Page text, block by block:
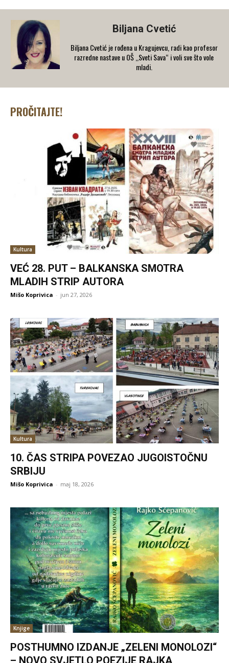
Biljana Cvetić
Biljana Cvetić je rođena u Kragujevcu, radi kao profesor
razredne nastave u OŠ ,,Sveti Sava“ i voli sve što vole
mladi.
PROČITAJTE!
Kultura
VEĆ 28. PUT – BALKANSKA SMOTRA
MLADIH STRIP AUTORA
Mišo Koprivica - jun 27, 2026
Kultura
10. ČAS STRIPA POVEZAO JUGOISTOČNU
SRBIJU
Mišo Koprivica - maj 18, 2026
Knjige
POSTHUMNO IZDANJE „ZELENI MONOLOZI“
– NOVO SVJETLO POEZIJE RAJKA